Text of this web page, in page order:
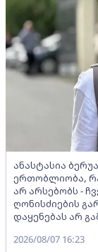
ანასტასია
ერთობლიობა,
არ არსებობს -
ღონისძიების
დაყენებას არ
2026/08/07 16:23